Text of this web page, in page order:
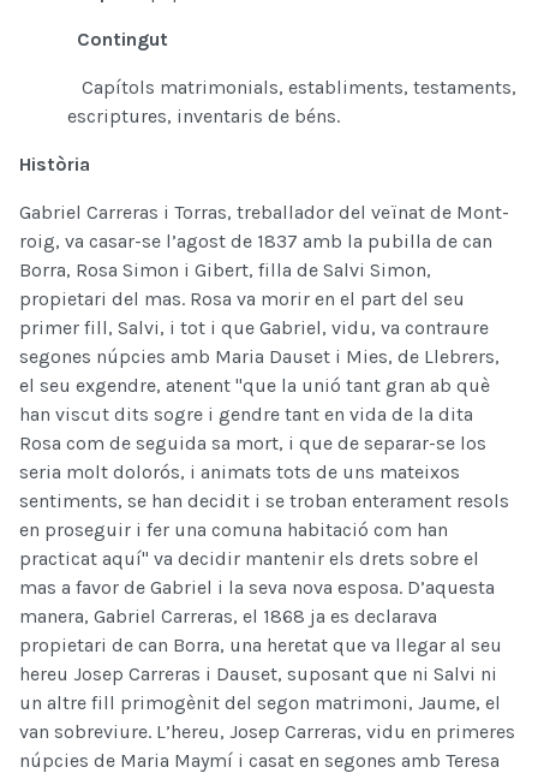
Contingut
Capítols matrimonials, establiments, testaments,
escriptures, inventaris de béns.
Història
Gabriel Carreras i Torras, treballador del veïnat de Mont-
roig, va casar-se l’agost de 1837 amb la pubilla de can
Borra, Rosa Simon i Gibert, filla de Salvi Simon,
propietari del mas. Rosa va morir en el part del seu
primer fill, Salvi, i tot i que Gabriel, vidu, va contraure
segones núpcies amb Maria Dauset i Mies, de Llebrers,
el seu exgendre, atenent "que la unió tant gran ab què
han viscut dits sogre i gendre tant en vida de la dita
Rosa com de seguida sa mort, i que de separar-se los
seria molt dolorós, i animats tots de uns mateixos
sentiments, se han decidit i se troban enterament resols
en proseguir i fer una comuna habitació com han
practicat aquí" va decidir mantenir els drets sobre el
mas a favor de Gabriel i la seva nova esposa. D’aquesta
manera, Gabriel Carreras, el 1868 ja es declarava
propietari de can Borra, una heretat que va llegar al seu
hereu Josep Carreras i Dauset, suposant que ni Salvi ni
un altre fill primogènit del segon matrimoni, Jaume, el
van sobreviure. L’hereu, Josep Carreras, vidu en primeres
núpcies de Maria Maymí i casat en segones amb Teresa